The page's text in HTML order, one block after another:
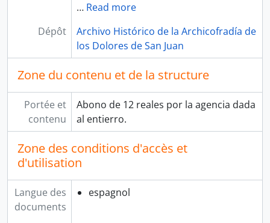
… Read more
Dépôt
Archivo Histórico de la Archicofradía de
los Dolores de San Juan
Zone du contenu et de la structure
Portée et
contenu
Abono de 12 reales por la agencia dada
al entierro.
Zone des conditions d'accès et
d'utilisation
Langue des
documents
espagnol